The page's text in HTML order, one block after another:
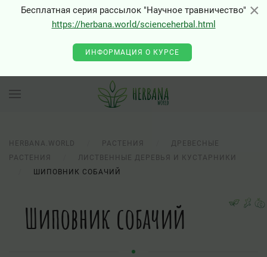
×
Бесплатная серия рассылок "Научное травничество"
https://herbana.world/scienceherbal.html
ИНФОРМАЦИЯ О КУРСЕ
HERBANA.WORLD РАСТЕНИЯ
ДРЕВЕСНЫЕ
РАСТЕНИЯ
ЛИСТВЕННЫЕ ДЕРЕВЬЯ И КУСТАРНИКИ
ШИПОВНИК СОБАЧИЙ
Шиповник собачий
×